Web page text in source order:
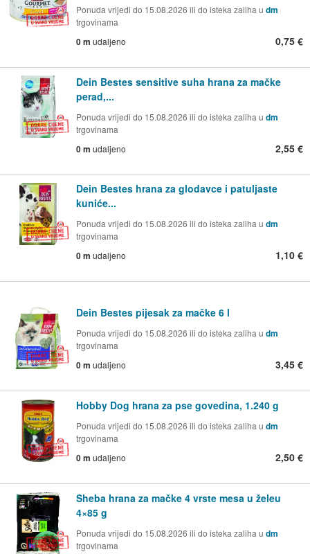
Ponuda vrijedi do 15.08.2026 ili do isteka zaliha u dm
trgovinama
0 m udaljeno 0,75 €
Dein Bestes sensitive suha hrana za mačke
perad,...
Ponuda vrijedi do 15.08.2026 ili do isteka zaliha u dm
trgovinama
0 m udaljeno 2,55 €
Dein Bestes hrana za glodavce i patuljaste
kuniće...
Ponuda vrijedi do 15.08.2026 ili do isteka zaliha u dm
trgovinama
0 m udaljeno 1,10 €
Dein Bestes pijesak za mačke 6 l
Ponuda vrijedi do 15.08.2026 ili do isteka zaliha u dm
trgovinama
0 m udaljeno 3,45 €
Hobby Dog hrana za pse govedina, 1.240 g
Ponuda vrijedi do 15.08.2026 ili do isteka zaliha u dm
trgovinama
0 m udaljeno 2,50 €
Sheba hrana za mačke 4 vrste mesa u želeu
4×85 g
Ponuda vrijedi do 15.08.2026 ili do isteka zaliha u dm
trgovinama